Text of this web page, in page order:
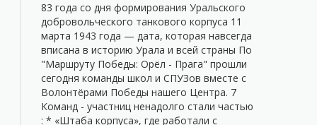
83 года со дня формирования Уральского
добровольческого танкового корпуса 11
марта 1943 года — дата, которая навсегда
вписана в историю Урала и всей страны По
"Маршруту Победы: Орёл - Прага" прошли
сегодня команды школ и СПУЗов вместе с
Волонтёрами Победы нашего Центра. 7
Команд - участниц ненадолго стали частью
: * «Штаба корпуса», где работали с